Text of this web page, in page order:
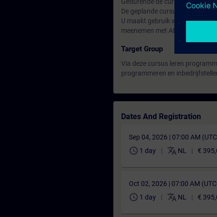
De geplande cursussen kunnen
U maakt gebruik van de
meenemen met ABT Site V6.1
Target Group
Via deze cursus leren
programmeren en
Dates And Registration
Sep 04, 2026 | 07:00 AM
schedule 1 day translate NL €
Oct 02, 2026 | 07:00 AM
schedule 1 day translate NL €